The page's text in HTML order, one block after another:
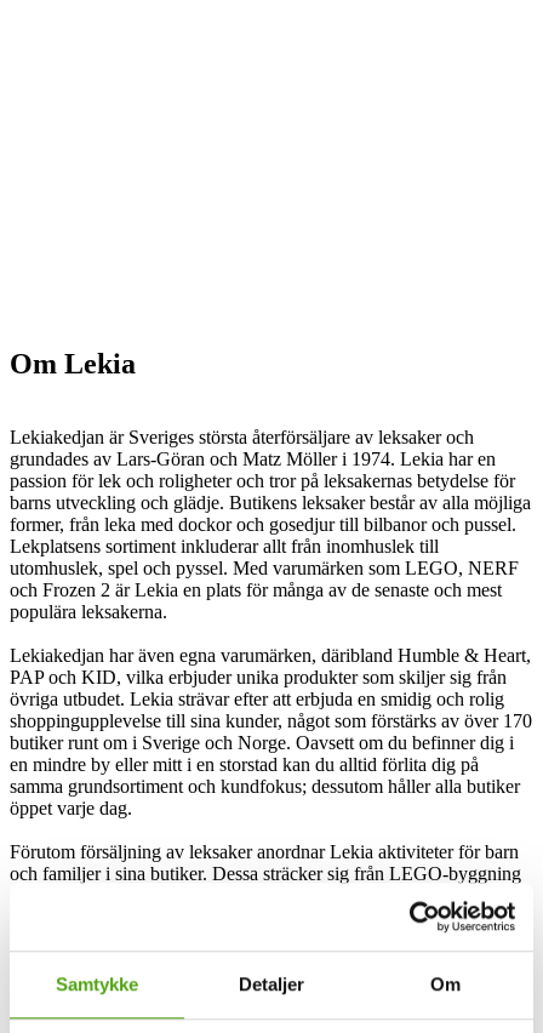
Samtykke Detaljer Om
Om Lekia
Lekiakedjan är Sveriges största återförsäljare av leksaker och
grundades av Lars-Göran och Matz Möller i 1974. Lekia har en
passion för lek och roligheter och tror på leksakernas betydelse för
barns utveckling och glädje. Butikens leksaker består av alla möjliga
former, från leka med dockor och gosedjur till bilbanor och pussel.
Lekplatsens sortiment inkluderar allt från inomhuslek till
utomhuslek, spel och pyssel. Med varumärken som LEGO, NERF
och Frozen 2 är Lekia en plats för många av de senaste och mest
populära leksakerna.
Lekiakedjan har även egna varumärken, däribland Humble & Heart,
PAP och KID, vilka erbjuder unika produkter som skiljer sig från
övriga utbudet. Lekia strävar efter att erbjuda en smidig och rolig
shoppingupplevelse till sina kunder, något som förstärks av över 170
butiker runt om i Sverige och Norge. Oavsett om du befinner dig i
en mindre by eller mitt i en storstad kan du alltid förlita dig på
samma grundsortiment och kundfokus; dessutom håller alla butiker
öppet varje dag.
Förutom försäljning av leksaker anordnar Lekia aktiviteter för barn
och familjer i sina butiker. Dessa sträcker sig från LEGO-byggning
till Lekia, där du kan utforska och uppleva en rolig och spännande
Lekia och rabattkoder